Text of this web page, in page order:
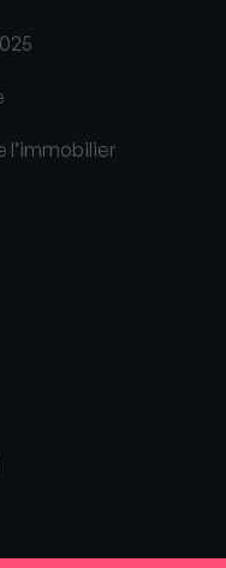
l’immobilier